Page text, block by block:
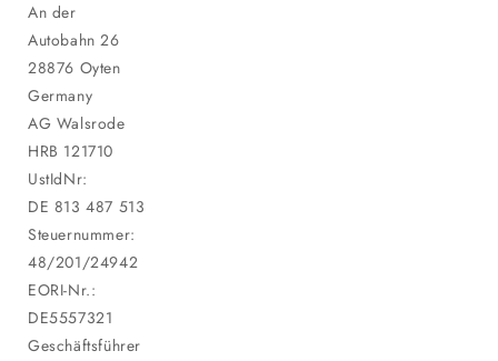
An der
Autobahn 26
28876 Oyten
Germany
AG Walsrode
HRB 121710
UstIdNr:
DE 813 487 513
Steuernummer:
48/201/24942
EORI-Nr.:
DE5557321
Geschäftsführer